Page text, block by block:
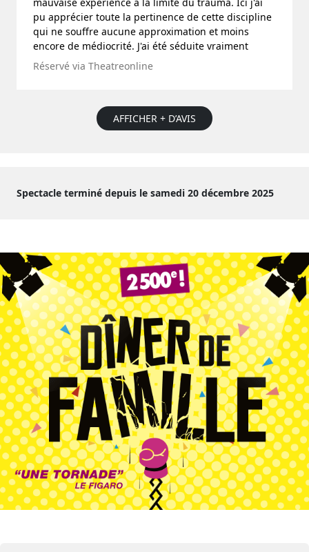
pu apprécier toute la pertinence de cette discipline
qui ne souffre aucune approximation et moins
encore de médiocrité. J'ai été séduite vraiment
Réservé via Theatreonline
AFFICHER + D’AVIS
Spectacle terminé depuis le samedi 20 décembre 2025